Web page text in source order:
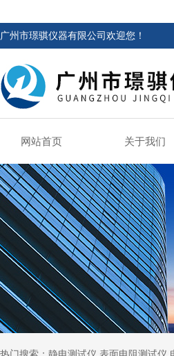
广州市璟骐仪器有限公司欢迎您！
网站首页 关于我们